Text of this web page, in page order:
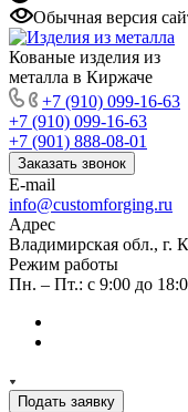
Обычная версия
Кованые изделия из
металла в Киржаче
+7 (910) 099-16-63
+7 (910) 099-16-63
+7 (901) 888-08-01
Заказать звонок
E-mail
info@customforging.ru
Адрес
Владимирская обл., г.
Режим работы
Пн. – Пт.: с 9:00 до
Подать заявку